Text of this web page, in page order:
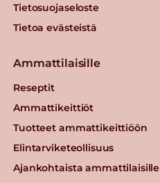
Tietosuojaseloste
Tietoa evästeistä
Ammattilaisille
Reseptit
Ammattikeittiöt
Tuotteet ammattikeittiöön
Elintarviketeollisuus
Ajankohtaista ammattilaisille